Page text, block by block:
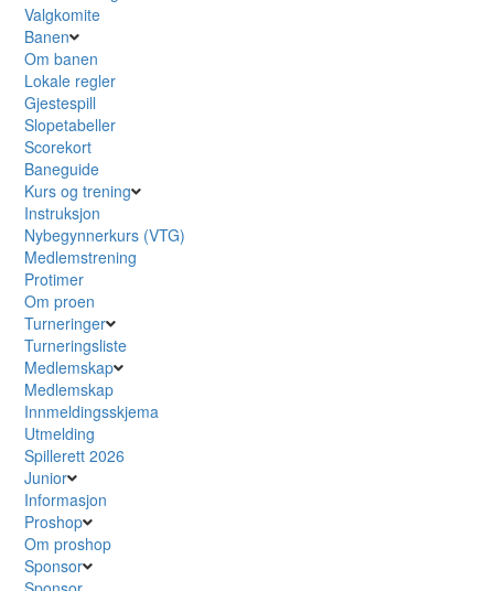
Valgkomite
Banen
Om banen
Lokale regler
Gjestespill
Slopetabeller
Scorekort
Baneguide
Kurs og trening
Instruksjon
Nybegynnerkurs (VTG)
Medlemstrening
Protimer
Om proen
Turneringer
Turneringsliste
Medlemskap
Medlemskap
Innmeldingsskjema
Utmelding
Spillerett 2026
Junior
Informasjon
Proshop
Om proshop
Sponsor